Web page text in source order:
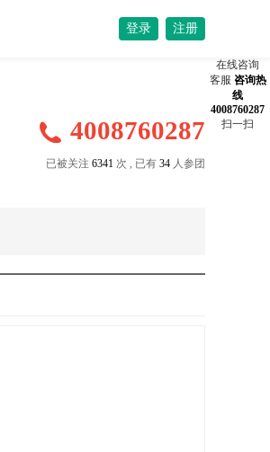
登录 注册
4008760287
已被关注 6341 次 , 已有 34 人参团
在线咨询
客服 咨询热
线
4008760287
扫一扫